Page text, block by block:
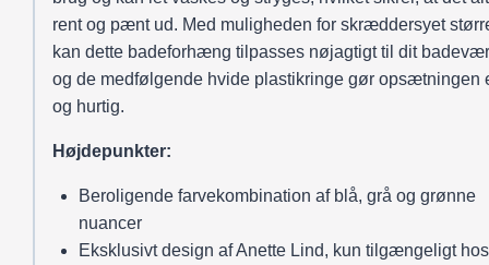
rent og pænt ud. Med muligheden for skræddersyet
kan dette badeforhæng tilpasses nøjagtigt til dit
og de medfølgende hvide plastikringe gør opsætningen
og hurtig.
Højdepunkter:
Beroligende farvekombination af blå, grå og grønne
nuancer
Eksklusivt design af Anette Lind, kun tilgængeligt hos